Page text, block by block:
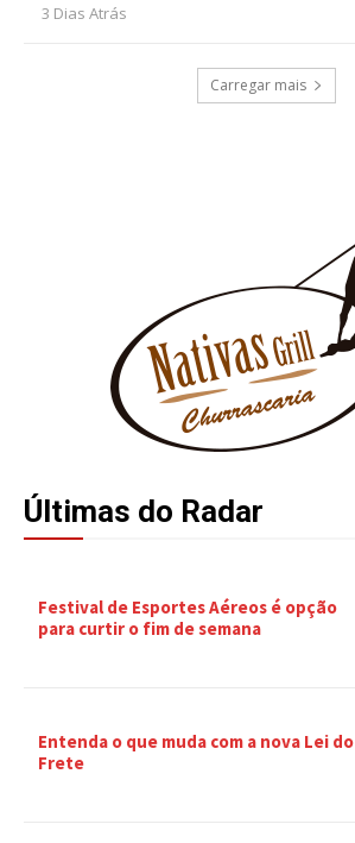
3 Dias Atrás
Carregar mais
Últimas do Radar
Festival de Esportes Aéreos é opção
para curtir o fim de semana
Entenda o que muda com a nova Lei do
Frete